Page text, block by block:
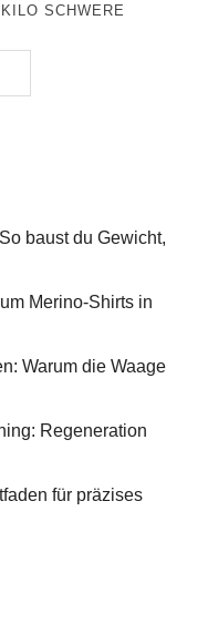
SCHWERE
baust du Gewicht,
Merino-Shirts in
Warum die Waage
Regeneration
für präzises